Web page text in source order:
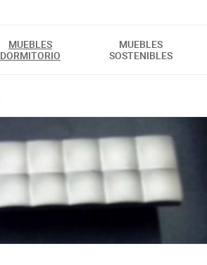
MUEBLES
DORMITORIO
MUEBLES
SOSTENIBLES